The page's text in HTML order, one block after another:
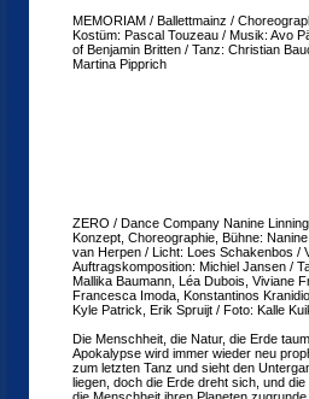
MEMORIAM / Ballettmainz /
Kostüm: Pascal Touzeau / Musik: Avo
of Benjamin Britten / Tanz: Christian
Martina Pipprich
ZERO / Dance Company Nanine
Konzept, Choreographie, Bühne:
van Herpen / Licht: Loes Schakenbos /
Auftragskomposition: Michiel Jansen /
Mallika Baumann, Léa Dubois, Viviane
Francesca Imoda, Konstantinos
Kyle Patrick, Erik Spruijt / Foto: Kalle
Die Menschheit, die Natur, die Erde
Apokalypse wird immer wieder neu
zum letzten Tanz und sieht den
liegen, doch die Erde dreht sich, und